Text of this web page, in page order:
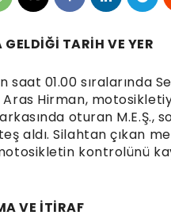
TARİH VE YER
saat 01.00 sıralarında
Hirman,
oturan
aldı. Silahtan çıkan
kontrolünü
VE İTİRAF